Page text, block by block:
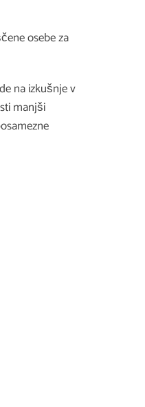
osebe za
na izkušnje v
manjši